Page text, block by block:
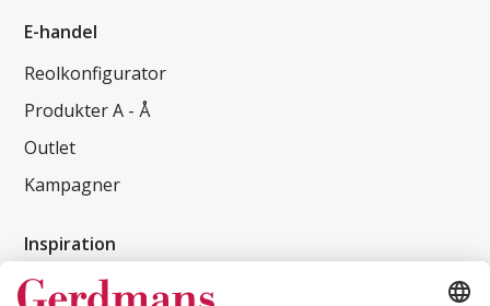
E-handel
Reolkonfigurator
Produkter A - Å
Outlet
Kampagner
Inspiration
Kundereferencer